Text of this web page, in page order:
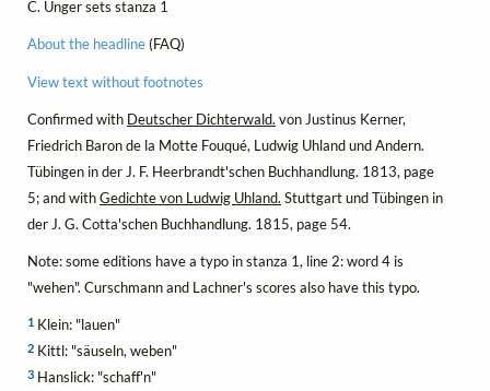
C. Unger sets stanza 1
About the headline(FAQ)
View text without footnotes
Confirmed with Deutscher Dichterwald. von Justinus Kerner,
Friedrich Baron de la Motte Fouqué, Ludwig Uhland und Andern.
Tübingen in der J. F. Heerbrandt'schen Buchhandlung. 1813, page
5; and withGedichte von Ludwig Uhland. Stuttgart und Tübingen in
der J. G. Cotta'schen Buchhandlung. 1815, page 54.
Note: some editions have a typo in stanza 1, line 2: word 4 is
"wehen". Curschmann and Lachner's scores also have this typo.
1 Klein: "lauen"
2 Kittl: "säuseln, weben"
3 Hanslick: "schaff'n"